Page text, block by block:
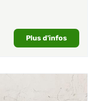
Plus d'infos